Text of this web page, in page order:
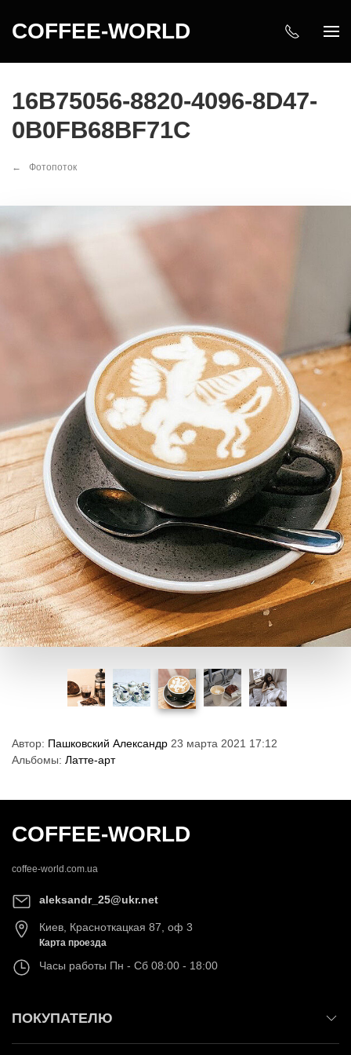
COFFEE-WORLD
16B75056-8820-4096-8D47-
0B0FB68BF71C
Фотопоток
Автор: Пашковский Александр 23 марта 2021 17:12
Альбомы: Латте-арт
COFFEE-WORLD
coffee-world.com.ua
aleksandr_25@ukr.net
Киев, Красноткацкая 87, оф 3
Карта проезда
Часы работы Пн - Сб 08:00 - 18:00
ПОКУПАТЕЛЮ